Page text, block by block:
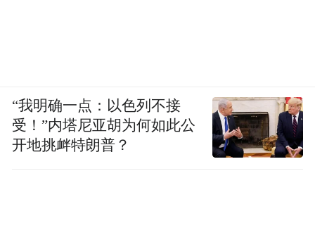
“我明确一点：以色列不接
受！”内塔尼亚胡为何如此公
开地挑衅特朗普？